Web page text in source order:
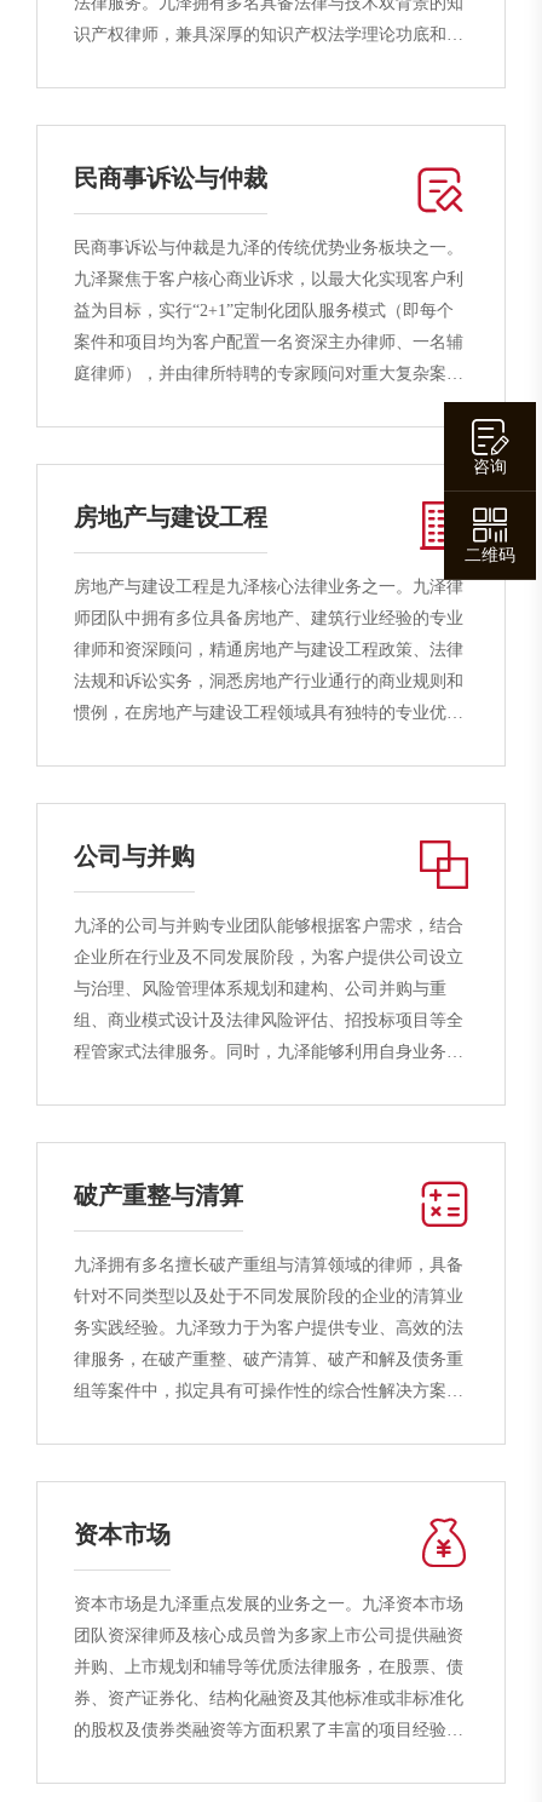
识产权律师，兼具深厚的知识产权法学理论功底和实
取、运营、侵权诉讼等多位一体的管家式法律服务，
为客户知识产权的商业化和战略保护提供系统性法律
解决方案，全力协助客户实现知识资产价值最大化。
民商事诉讼与仲裁
民商事诉讼与仲裁是九泽的传统优势业务板块之一。
九泽聚焦于客户核心商业诉求，以最大化实现客户利
益为目标，实行“2+1”定制化团队服务模式（即每个
案件和项目均为客户配置一名资深主办律师、一名辅
庭律师），并由律所特聘的专家顾问对重大复杂案件
予以深度研究分析，进行全程监督和指导，把控办案
将办案流程标准化，通过定时制作发送案件分析报
告、开庭报告、案件进展报告与结案报告等措施，及
时向客户呈现和反馈案件进展和结果，保障客户能够
务的可视化。
房地产与建设工程
房地产与建设工程是九泽核心法律业务之一。九泽律
师团队中拥有多位具备房地产、建筑行业经验的专业
律师和资深顾问，精通房地产与建设工程政策、法律
法规和诉讼实务，洞悉房地产行业通行的商业规则和
惯例，在房地产与建设工程领域具有独特的专业优
满足客户商业需求实现和法律风险防范，为客户提供
优质高效的法律服务。在房地产与建设工程领域，九
泽已为多项工程及开发项目提供专项法律服务，并成
和维护客户的权益。
公司与并购
九泽的公司与并购专业团队能够根据客户需求，结合
企业所在行业及不同发展阶段，为客户提供公司设立
与治理、风险管理体系规划和建构、公司并购与重
组、商业模式设计及法律风险评估、招投标项目等全
程管家式法律服务。同时，九泽能够利用自身业务优
标。
破产重整与清算
九泽拥有多名擅长破产重组与清算领域的律师，具备
针对不同类型以及处于不同发展阶段的企业的清算业
务实践经验。九泽致力于为客户提供专业、高效的法
律服务，在破产重整、破产清算、破产和解及债务重
组等案件中，拟定具有可操作性的综合性解决方案。
对接业务、协调资源，为客户提供质效双优的法律服
务，助力困境企业实现重生再造或完成市场退出。
资本市场
资本市场是九泽重点发展的业务之一。九泽资本市场
团队资深律师及核心成员曾为多家上市公司提供融资
并购、上市规划和辅导等优质法律服务，在股票、债
券、资产证券化、结构化融资及其他标准或非标准化
的股权及债券类融资等方面积累了丰富的项目经验。
咨询
二维码